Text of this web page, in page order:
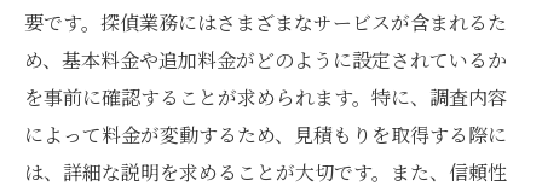
要です。探偵業務にはさまざまなサービスが含まれるた
め、基本料金や追加料金がどのように設定されているか
を事前に確認することが求められます。特に、調査内容
によって料金が変動するため、見積もりを取得する際に
は、詳細な説明を求めることが大切です。また、信頼性